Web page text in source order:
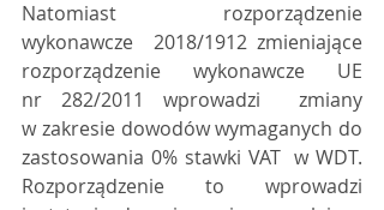
Natomiast rozporządzenie
wykonawcze  2018/1912 zmieniające
rozporządzenie wykonawcze UE
nr 282/2011 wprowadzi  zmiany
w zakresie dowodów wymaganych do
zastosowania 0% stawki VAT  w WDT.
Rozporządzenie to wprowadzi